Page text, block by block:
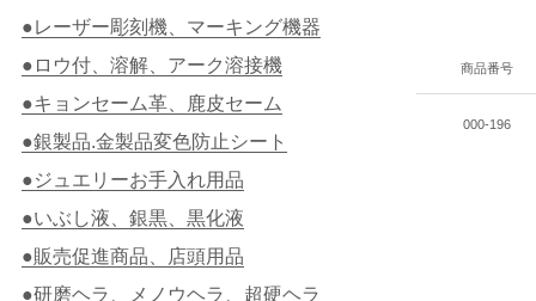
商品番号
000-196
●レーザー彫刻機、マーキング機器
●ロウ付、溶解、アーク溶接機
●キョンセーム革、鹿皮セーム
●銀製品.金製品変色防止シート
●ジュエリーお手入れ用品
●いぶし液、銀黒、黒化液
●販売促進商品、店頭用品
●研磨ヘラ、メノウヘラ、超硬ヘラ